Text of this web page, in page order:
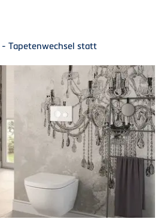
Tapetenwechsel statt